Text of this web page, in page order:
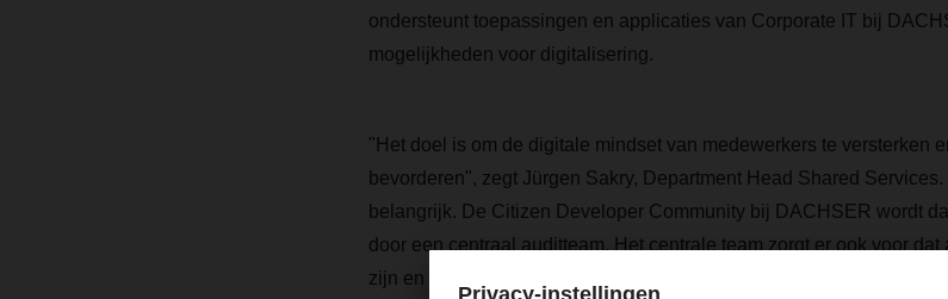
ondersteunt toepassingen en applicaties van Corporate IT bij
mogelijkheden voor digitalisering.
"Het doel is om de digitale mindset van medewerkers te versterken
bevorderen", zegt Jürgen Sakry, Department Head Shared
belangrijk. De Citizen Developer Community bij DACHSER wordt
door een centraal auditteam. Het centrale team zorgt er ook voor
zijn en voldoen aan de richtlijnen voor gegevensbescherming. Er